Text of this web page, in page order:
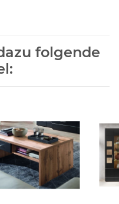
folgende